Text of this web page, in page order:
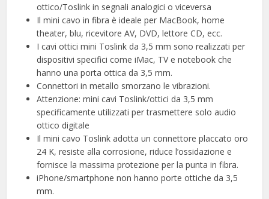
ottico/Toslink in segnali analogici o viceversa
Il mini cavo in fibra è ideale per MacBook, home
theater, blu, ricevitore AV, DVD, lettore CD, ecc.
I cavi ottici mini Toslink da 3,5 mm sono realizzati per
dispositivi specifici come iMac, TV e notebook che
hanno una porta ottica da 3,5 mm.
Connettori in metallo smorzano le vibrazioni.
Attenzione: mini cavi Toslink/ottici da 3,5 mm
specificamente utilizzati per trasmettere solo audio
ottico digitale
Il mini cavo Toslink adotta un connettore placcato oro
24 K, resiste alla corrosione, riduce l’ossidazione e
fornisce la massima protezione per la punta in fibra.
iPhone/smartphone non hanno porte ottiche da 3,5
mm.